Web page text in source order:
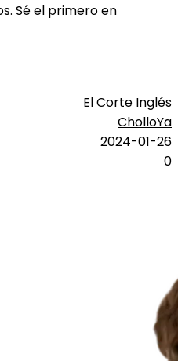
Sé el primero en
El Corte Inglés
CholloYa
2024-01-26
0